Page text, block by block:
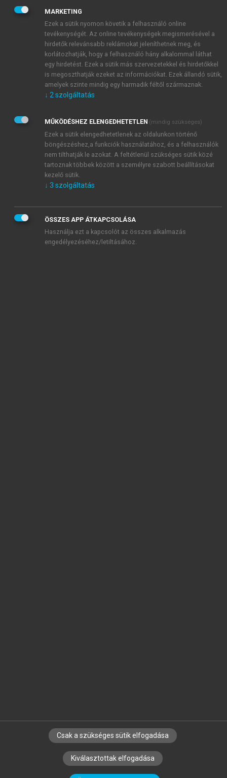
JELSZÓ
JELSZÓ ÚJRA
Kérek értesítést a MeRSZ újdonságairól, akcióiról.
Kérek értesítést az Akadémiai Kiadó Zrt. újdonságairól,
Adatkezelési tájékoztatóbanfoglaltakat tudomásul
veszem és elfogadom.
Általános vásárlási feltételeket, valamint a szotar.netés a
mersz.huoldalak licencszerződéseiben foglaltakat
tudomásul veszem és elfogadom.
KIPRÓBÁLOM
SZERZŐKNEK CÉGEKNEK KÖNYVTÁROSOKNAK
SZERKESZTÉSI ÉS LEKTORÁLÁSI ALAPELVEK
MARKETING
Ezek a sütik nyomon követik a felhasználó online
tevékenységét. Az online tevékenységek megismerésével a
hirdetők relevánsabb reklámokat jeleníthetnek meg, és
korlátozhatják, hogy a felhasználó hány alkalommal láthat
egy hirdetést. Ezek a sütik más szervezetekkel és hirdetőkkel
is megoszthatják ezeket az információkat. Ezek állandó sütik,
amelyek szinte mindig egy harmadik féltől származnak.
↓ 2 szolgáltatás
MŰKÖDÉSHEZ ELENGEDHETETLEN (mindig szükséges)
Ezek a sütik elengedhetetlenek az oldalunkon történő
böngészéshez,a funkciók használatához, és a felhasználók
nem tilthatják le azokat. A feltétlenül szükséges sütik közé
tartoznak többek között a személyre szabott beállításokat
kezelő sütik.
↓ 3 szolgáltatás
ÖSSZES APP ÁTKAPCSOLÁSA
Használja ezt a kapcsolót az összes alkalmazás
engedélyezéséhez/letiltásához.
Csak a szükséges sütik elfogadása
Kiválasztottak elfogadása